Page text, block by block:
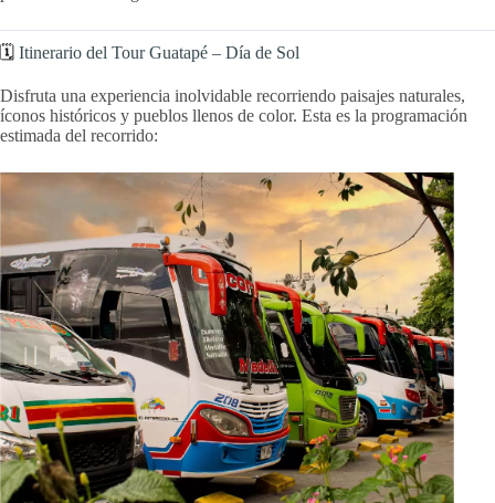
🗓️ Itinerario del Tour Guatapé – Día de Sol
Disfruta una experiencia inolvidable recorriendo paisajes naturales,
íconos históricos y pueblos llenos de color. Esta es la programación
estimada del recorrido: